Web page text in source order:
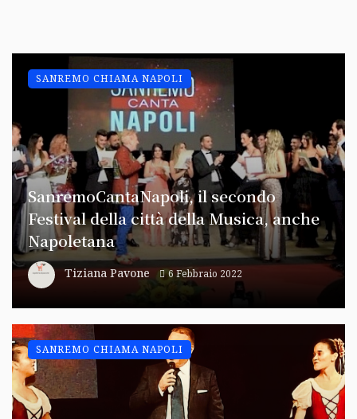
SanremoCantaNapoli, il secondo
Festival della città della Musica, anche
Napoletana
Tiziana Pavone 6 Febbraio 2022
SANREMO CHIAMA NAPOLI
SANREMO CHIAMA NAPOLI